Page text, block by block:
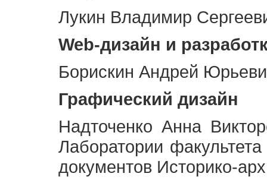
Лукин Владимир
Web-дизайн и
Борискин Андрей
Графический дизайн
Надточенко Анна
Лаборатории
документов Историко-